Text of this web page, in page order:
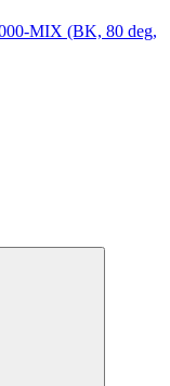
MIX (BK, 80 deg,